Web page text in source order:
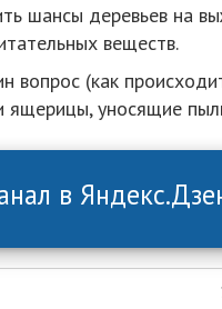
шансы деревьев на
веществ.
вопрос (как
ящерицы, уносящие
в